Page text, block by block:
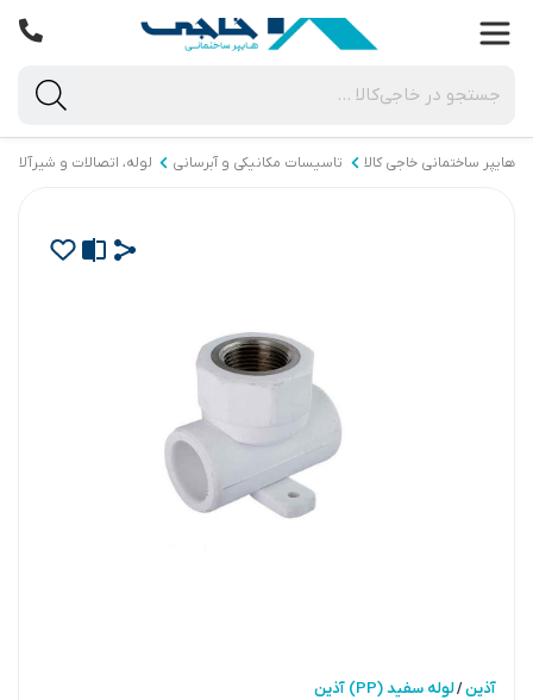
هایپر ساختمانی خاجی‌ کالا تاسیسات مکانیکی و آبرسانی لوله، اتصالات و شیرآلات
آذین/لوله سفید (PP) آذین